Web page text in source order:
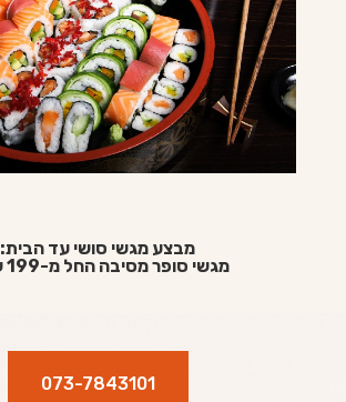
מבצע מגשי סושי עד הבית:
מגשי סופר מסיבה החל מ-199 ש"ח.
073-7843101